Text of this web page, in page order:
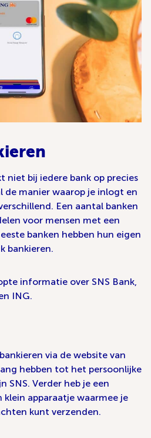
niet bij iedere bank op precies
de manier waarop je inlogt en
Een aantal banken
voor mensen met een
banken hebben hun eigen
bankieren.
informatie over SNS Bank,
ING.
via de website van
hebben tot het persoonlijke
SNS. Verder heb je een
klein apparaatje waarmee je
kunt verzenden.